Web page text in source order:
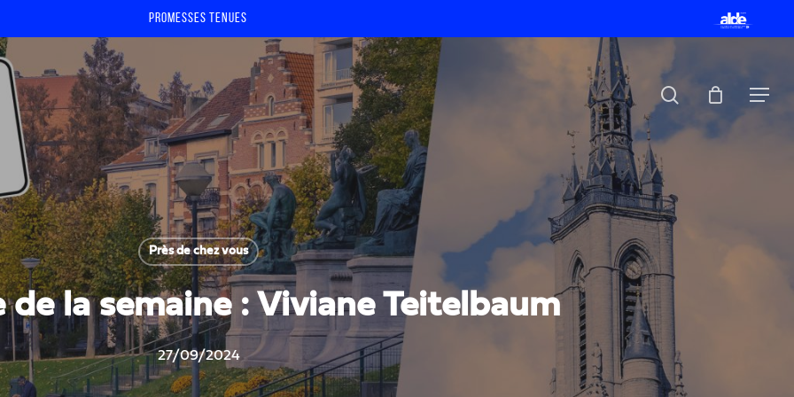
ALDE
Promesses tenues
Menu
search
Près de chez vous
de la semaine : Viviane Teitelbaum
27/09/2024